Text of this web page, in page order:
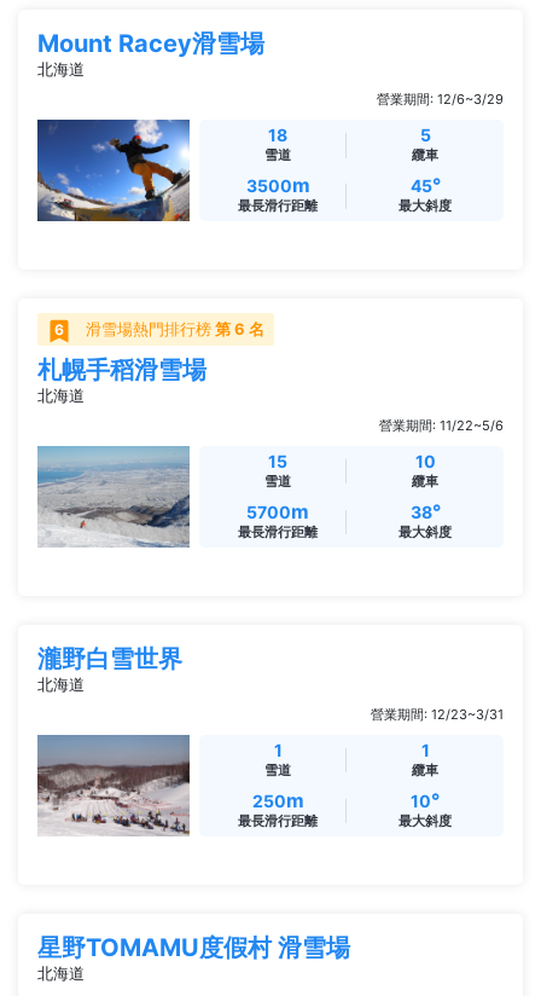
Mount Racey滑雪場
北海道
營業期間: 12/6~3/29
18
雪道
5
纜車
3500m
最長滑行距離
45°
最大斜度
滑雪場熱門排行榜第 6 名
札幌手稻滑雪場
北海道
營業期間: 11/22~5/6
15
雪道
10
纜車
5700m
最長滑行距離
38°
最大斜度
瀧野白雪世界
北海道
營業期間: 12/23~3/31
1
雪道
1
纜車
250m
最長滑行距離
10°
最大斜度
星野TOMAMU度假村 滑雪場
北海道